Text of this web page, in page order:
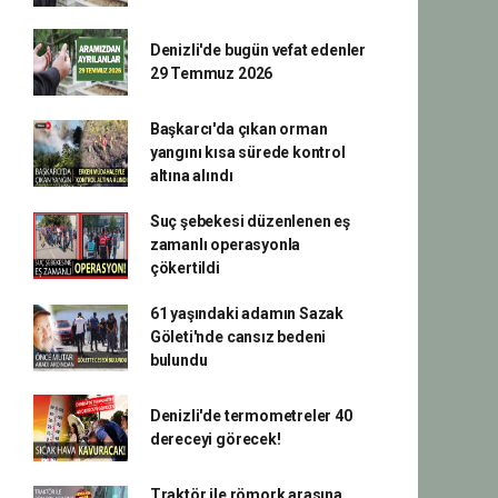
Denizli'de bugün vefat edenler
29 Temmuz 2026
Başkarcı'da çıkan orman
yangını kısa sürede kontrol
altına alındı
Suç şebekesi düzenlenen eş
zamanlı operasyonla
çökertildi
61 yaşındaki adamın Sazak
Göleti'nde cansız bedeni
bulundu
Denizli'de termometreler 40
dereceyi görecek!